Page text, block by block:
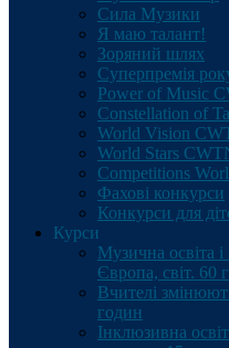
Сила Музики
Я маю талант!
Зоряний шлях
Суперпремія
Power of Music
Constellation of
World Vision
World Stars
Competitions
Фахові конкурси
Конкурси для
Курси
Музична освіта і
Європа, світ. 60
Вчителі
годин
Інклюзивна